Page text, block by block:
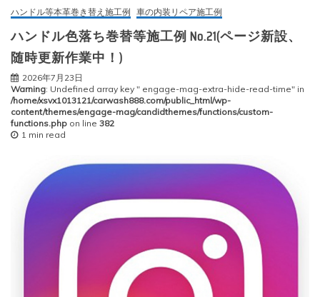
ハンドル等本革巻き替え施工例 車の内装リペア施工例
ハンドル色落ち巻替等施工例 No.21(ページ新設、
随時更新作業中！)
2026年7月23日
Warning: Undefined array key " engage-mag-extra-hide-read-time" in
/home/xsvx1013121/carwash888.com/public_html/wp-
content/themes/engage-mag/candidthemes/functions/custom-
functions.php on line 382
1 min read